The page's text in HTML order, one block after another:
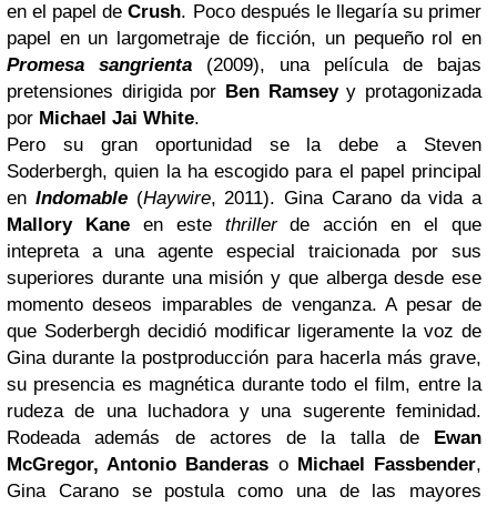
en el papel deCrush. Poco después le llegaría su primer
papel en un largometraje de ficción, un pequeño rol en
Promesa sangrienta (2009), una película de bajas
pretensiones dirigida por Ben Ramseyy protagonizada
por Michael Jai White.
Pero su gran oportunidad se la debe a Steven
Soderbergh, quien la ha escogido para el papel principal
en Indomable (Haywire, 2011). Gina Carano da vida a
Mallory Kaneen este thrillerde acción en el que
intepreta a una agente especial traicionada por sus
superiores durante una misión y que alberga desde ese
momento deseos imparables de venganza. A pesar de
que Soderbergh decidió modificar ligeramente la voz de
Gina durante la postproducción para hacerla más grave,
su presencia es magnética durante todo el film, entre la
rudeza de una luchadora y una sugerente feminidad.
Rodeada además de actores de la talla de
Ewan
McGregor, Antonio Banderas o Michael Fassbender,
Gina Carano se postula como una de las mayores